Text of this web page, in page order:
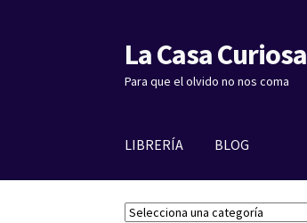
Ir
a
la
Ir
al
contenido
La Casa Curiosa
Para que el olvido no nos coma
LIBRERÍA BLOG
S